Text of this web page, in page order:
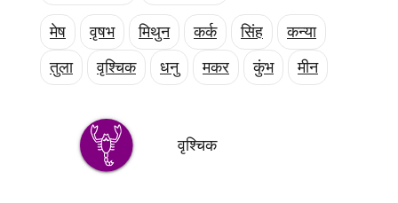
Facebook
Instagram
X
मेष वृषभ मिथुन कर्क सिंह
कन्या
तुला
वृश्चिक धनु मकर कुंभ मीन
वृश्चिक